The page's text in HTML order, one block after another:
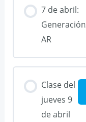
7 de abril:
Generación
AR
Clase del
jueves 9
de abril